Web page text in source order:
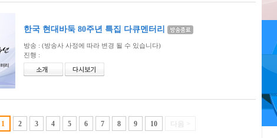
한국 현대바둑 80주년 특집 다큐멘터리
방송 : (방송사 사정에 따라 변경 될 수 있습니다)
진행 :
1 2 3 4 5 6 7 8 9 10 다음 >